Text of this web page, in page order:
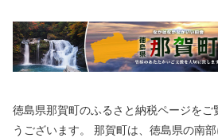
徳島県那賀町のふるさと納税ページをご
うございます。 那賀町は、徳島県の南